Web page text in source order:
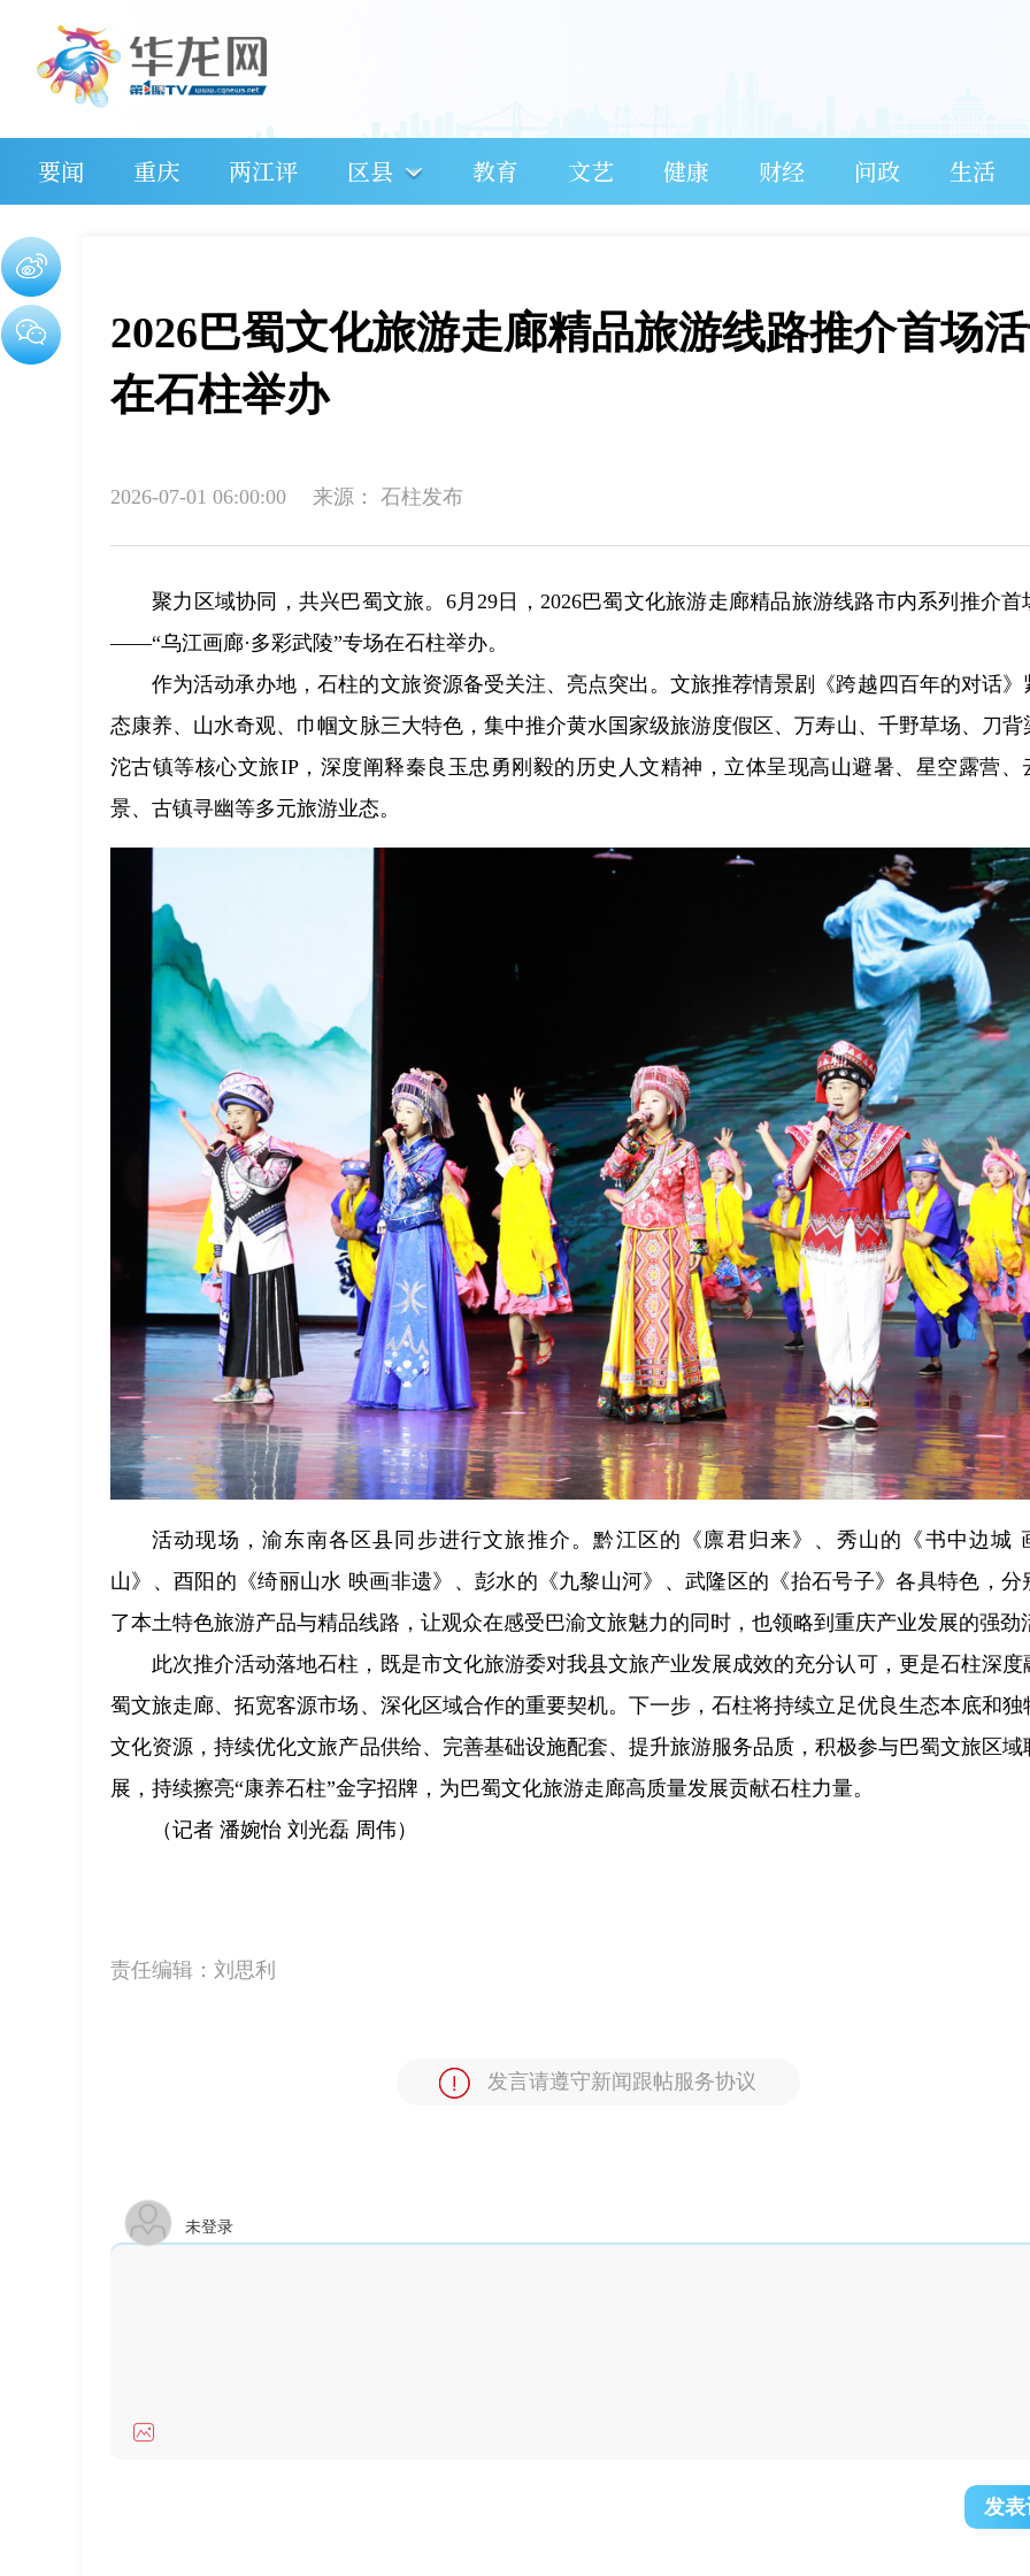
要闻 重庆 两江评 区县 教育 文艺 健康 财经 问政 生活
2026巴蜀文化旅游走廊精品旅游线路推介首场
在石柱举办
2026-07-01 06:00:00 来源： 石柱发布
聚力区域协同，共兴巴蜀文旅。6月29日，2026巴蜀文化旅游走廊精品旅游线路市内系列推介首
——“乌江画廊·多彩武陵”专场在石柱举办。
作为活动承办地，石柱的文旅资源备受关注、亮点突出。文旅推荐情景剧《跨越四百年的对话》
态康养、山水奇观、巾帼文脉三大特色，集中推介黄水国家级旅游度假区、万寿山、千野草场、刀背
沱古镇等核心文旅IP，深度阐释秦良玉忠勇刚毅的历史人文精神，立体呈现高山避暑、星空露营、
景、古镇寻幽等多元旅游业态。
活动现场，渝东南各区县同步进行文旅推介。黔江区的《廪君归来》、秀山的《书中边城
山》、酉阳的《绮丽山水 映画非遗》、彭水的《九黎山河》、武隆区的《抬石号子》各具特色，分
了本土特色旅游产品与精品线路，让观众在感受巴渝文旅魅力的同时，也领略到重庆产业发展的强劲
此次推介活动落地石柱，既是市文化旅游委对我县文旅产业发展成效的充分认可，更是石柱深度
蜀文旅走廊、拓宽客源市场、深化区域合作的重要契机。下一步，石柱将持续立足优良生态本底和独
文化资源，持续优化文旅产品供给、完善基础设施配套、提升旅游服务品质，积极参与巴蜀文旅区域
展，持续擦亮“康养石柱”金字招牌，为巴蜀文化旅游走廊高质量发展贡献石柱力量。
（记者 潘婉怡 刘光磊 周伟）
责任编辑： 刘思利
发言请遵守新闻跟帖服务协议
未登录
发表